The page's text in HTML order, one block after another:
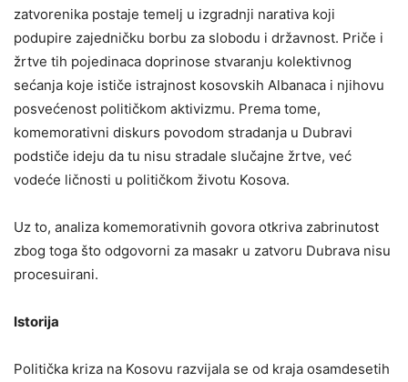
zatvorenika postaje temelj u izgradnji narativa koji
podupire zajedničku borbu za slobodu i državnost. Priče i
žrtve tih pojedinaca doprinose stvaranju kolektivnog
sećanja koje ističe istrajnost kosovskih Albanaca i njihovu
posvećenost političkom aktivizmu. Prema tome,
komemorativni diskurs povodom stradanja u Dubravi
podstiče ideju da tu nisu stradale slučajne žrtve, već
vodeće ličnosti u političkom životu Kosova.
Uz to, analiza komemorativnih govora otkriva zabrinutost
zbog toga što odgovorni za masakr u zatvoru Dubrava nisu
procesuirani.
Istorija
Politička kriza na Kosovu razvijala se od kraja osamdesetih